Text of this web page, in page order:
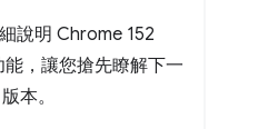
概念和尋找答案。
Google 應用程式運
理一天大小事。
說明 Chrome 152
，讓您搶先瞭解下一
本。